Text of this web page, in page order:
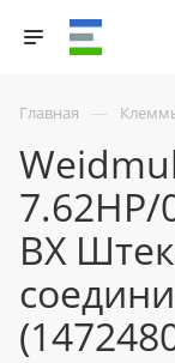
Главная —
7.62HP/
BX